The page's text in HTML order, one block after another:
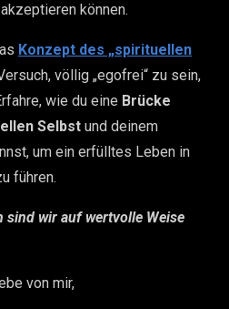
akzeptieren können.
Konzept des „spirituellen
völlig „egofrei“ zu sein,
wie du eine Brücke
Selbst und deinem
um ein erfülltes Leben in
führen.
sind wir auf wertvolle Weise
von mir,